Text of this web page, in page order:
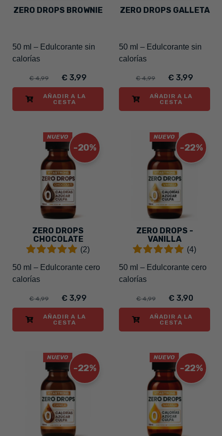
ZERO DROPS BROWNIE
50 ml – Edulcorante sin
calorías
€ 4,99 € 3,99
AÑADIR A LA
CESTA
ZERO DROPS GALLETA
50 ml – Edulcorante sin
calorías
€ 4,99 € 3,99
AÑADIR A LA
CESTA
-20%
NUEVO
ZERO DROPS
CHOCOLATE
(2)
50 ml – Edulcorante cero
calorías
€ 4,99 € 3,99
AÑADIR A LA
CESTA
-22%
NUEVO
ZERO DROPS -
VANILLA
(4)
50 ml – Edulcorante cero
calorías
€ 4,99 € 3,90
AÑADIR A LA
CESTA
-22%
NUEVO
-22%
NUEVO